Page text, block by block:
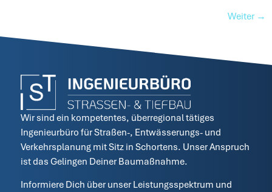
Weiter →
Wir sind ein kompetentes, überregional tätiges
Ingenieurbüro für Straßen-, Entwässerungs- und
Verkehrsplanung mit Sitz in Schortens. Unser Anspruch
ist das Gelingen Deiner Baumaßnahme.
Informiere Dich über unser Leistungsspektrum und